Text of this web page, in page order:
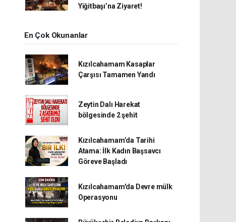
Yiğitbaşı’na Ziyaret!
En Çok Okunanlar
Kızılcahamam Kasaplar
Çarşısı Tamamen Yandı
Zeytin Dalı Harekat
bölgesinde 2 şehit
Kızılcahamam’da Tarihi
Atama: İlk Kadın Başsavcı
Göreve Başladı
Kızılcahamam'da Devre mülk
Operasyonu